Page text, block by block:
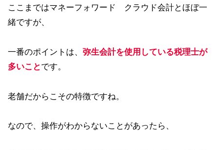
ここまではマネーフォワード クラウド会計とほぼ一
緒ですが、
一番のポイントは、 弥生会計を使用している税理士が
多いことです。
老舗だからこその特徴ですね。
なので、操作がわからないことがあったら、